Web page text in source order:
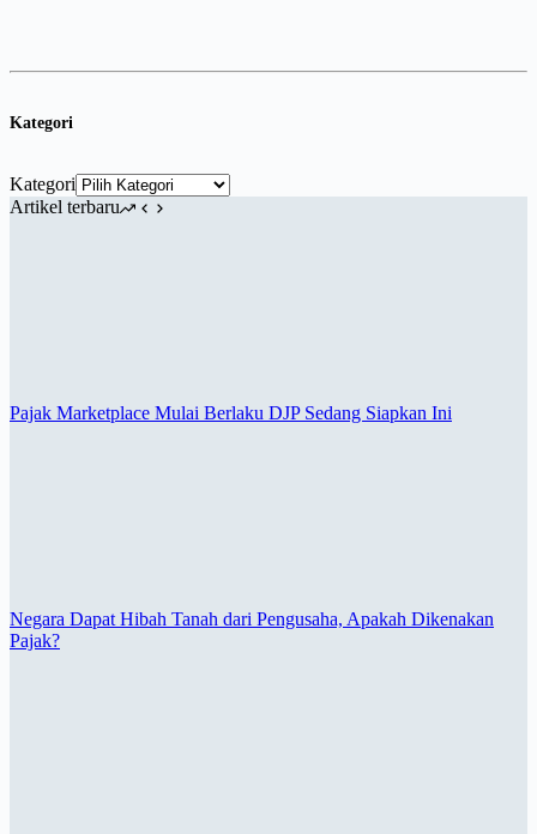
Kategori
Kategori
Artikel terbaru
Pajak Marketplace Mulai Berlaku DJP Sedang Siapkan Ini
Negara Dapat Hibah Tanah dari Pengusaha, Apakah Dikenakan
Pajak?